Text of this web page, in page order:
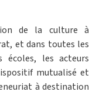
de la culture à
et dans toutes les
écoles, les acteurs
mutualisé et
à destination